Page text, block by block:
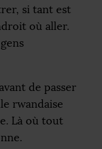
si tant est
où aller.
de passer
rwandaise
Là où tout